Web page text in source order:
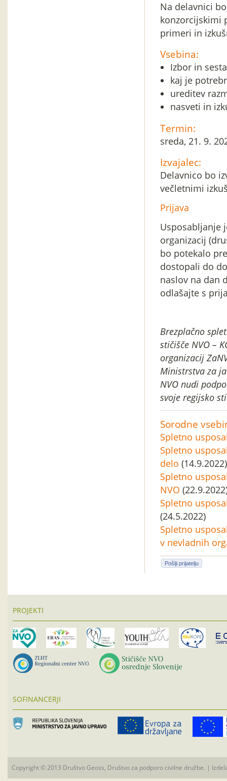
Na delavnici
konzorcijskimi
primeri in
Vsebina:
Izbor in
kaj je
ureditev
nasveti in
Termin:
sreda, 21. 9.
Izvajalec:
Delavnico bo
večletnimi
Prijava
Usposabljanje
organizacij
bo potekalo
dostopali do
naslov na dan
odlašajte s
Brezplačno
stičišče NVO –
organizacij
Ministrstva za
NVO nudi
svoje regijsko
Sorodne
Spletno
Spletno
delo (14.9.2022)
Spletno
NVO
Spletno
(24.5.2022)
Spletno
v nevladnih
Pošlji prijatelju
PROJEKTI
SOFINANCERJI
Copyright © 2013 Društvo Geoss, Društvo za podporo civilne družbe. |